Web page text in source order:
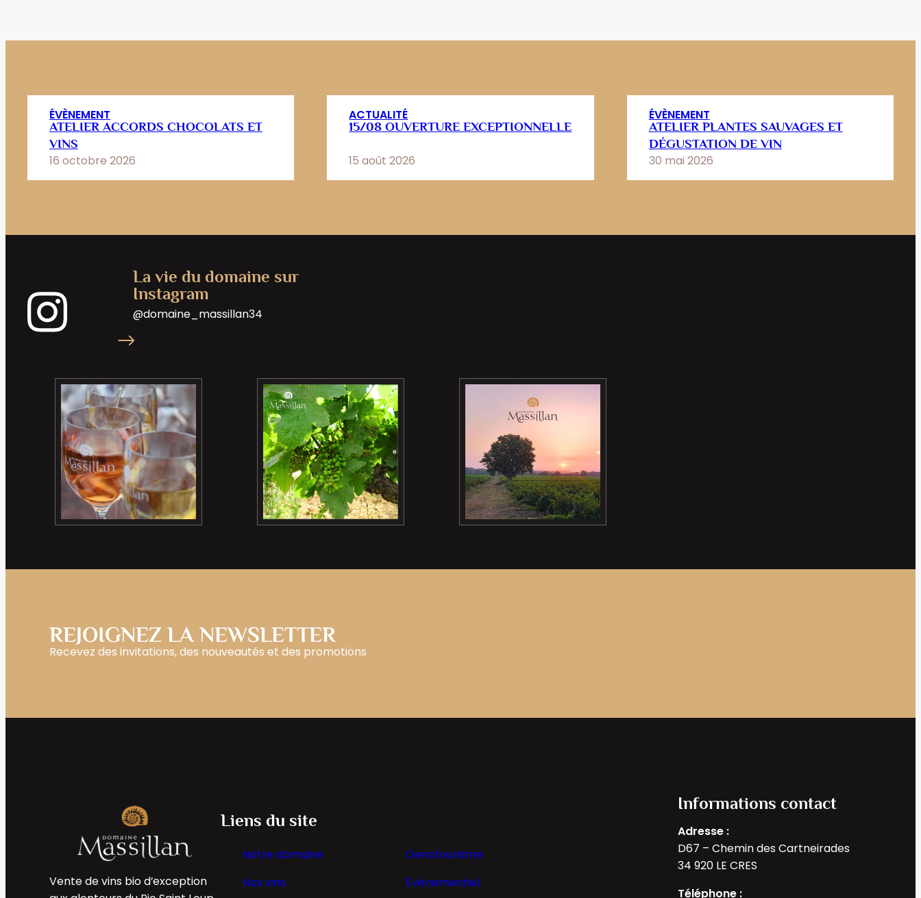
ÉVÈNEMENT
ATELIER ACCORDS CHOCOLATS ET
VINS
16 octobre 2026
ACTUALITÉ
15/08 OUVERTURE EXCEPTIONNELLE
15 août 2026
ÉVÈNEMENT
ATELIER PLANTES SAUVAGES ET
DÉGUSTATION DE VIN
30 mai 2026
La vie du domaine sur
Instagram
@domaine_massillan34
REJOIGNEZ LA NEWSLETTER
Recevez des invitations, des nouveautés et des promotions
Vente de vins bio d’exception
Liens du site
Notre domaine
Nos vins
Oenotourisme
Événementiel
Informations contact
Adresse :
D67 – Chemin des Cartneirades
34 920 LE CRES
Téléphone :